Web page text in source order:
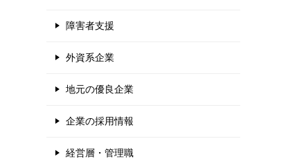
障害者支援
外資系企業
地元の優良企業
企業の採用情報
経営層・管理職